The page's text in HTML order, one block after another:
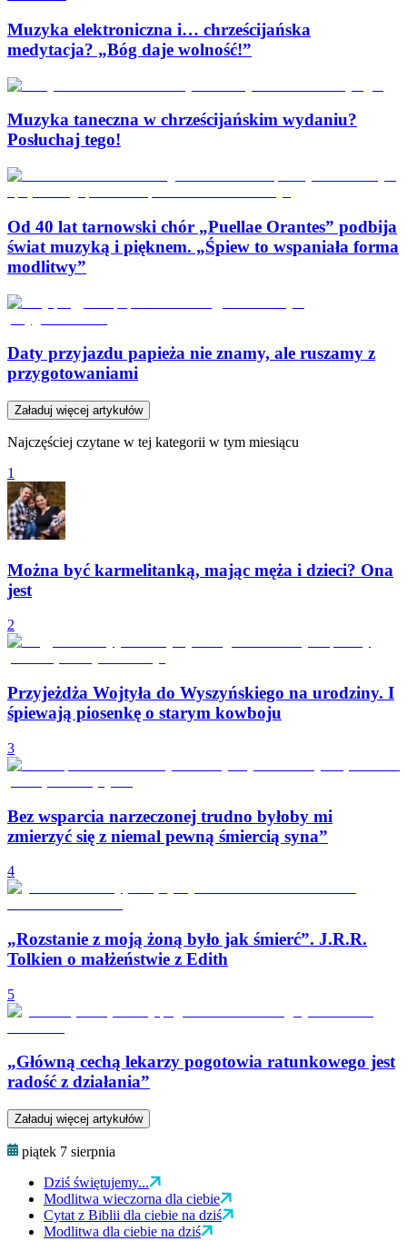
Muzyka elektroniczna i… chrześcijańska
medytacja? „Bóg daje wolność!”
Muzyka taneczna w chrześcijańskim wydaniu?
Posłuchaj tego!
Od 40 lat tarnowski chór „Puellae Orantes” podbija
świat muzyką i pięknem. „Śpiew to wspaniała forma
modlitwy”
Daty przyjazdu papieża nie znamy, ale ruszamy z
przygotowaniami
Załaduj więcej artykułów
Najczęściej czytane w tej kategorii w tym miesiącu
1
Można być karmelitanką, mając męża i dzieci? Ona
jest
2
Przyjeżdża Wojtyła do Wyszyńskiego na urodziny. I
śpiewają piosenkę o starym kowboju
3
Bez wsparcia narzeczonej trudno byłoby mi
zmierzyć się z niemal pewną śmiercią syna”
4
„Rozstanie z moją żoną było jak śmierć”. J.R.R.
Tolkien o małżeństwie z Edith
5
„Główną cechą lekarzy pogotowia ratunkowego jest
radość z działania”
Załaduj więcej artykułów
piątek 7 sierpnia
Dziś świętujemy...
Modlitwa wieczorna dla ciebie
Cytat z Biblii dla ciebie na dziś
Modlitwa dla ciebie na dziś